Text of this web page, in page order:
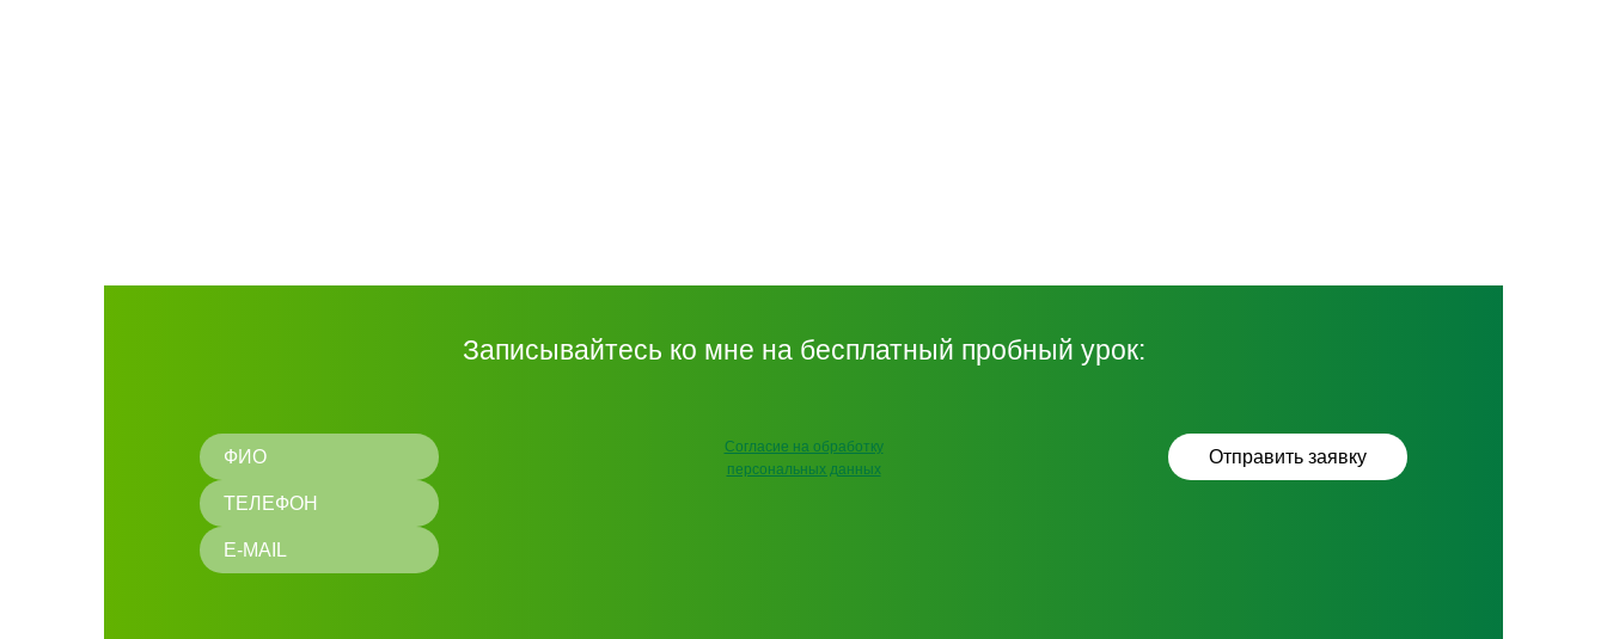
Записывайтесь ко мне на бесплатный пробный урок:
Согласие на обработку
персональных данных